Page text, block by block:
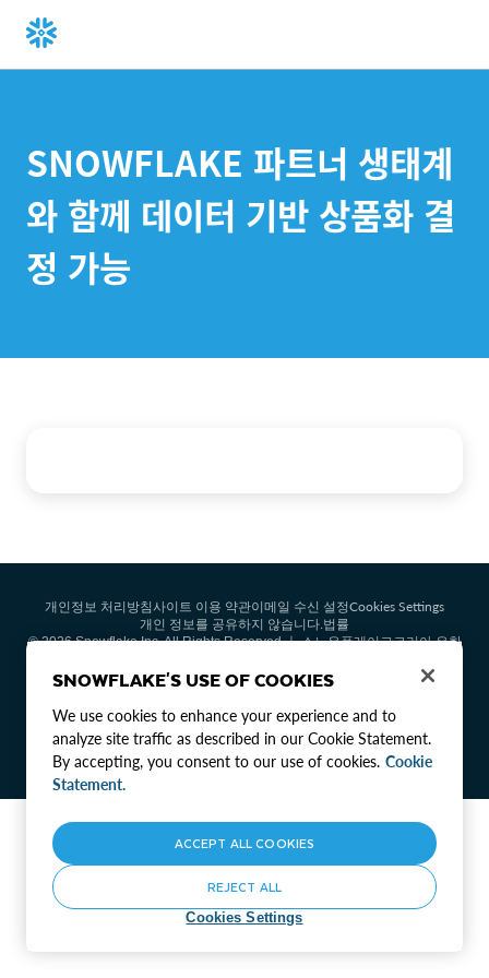
SNOWFLAKE 파트너 생태계
와 함께 데이터 기반 상품화 결
정 가능
개인정보 처리방침사이트 이용 약관이메일 수신 설정Cookies Settings
개인 정보를 공유하지 않습니다.법률
© 2026 Snowflake Inc. All Rights Reserved ㅣ 스노우플레이크코리아 유한
로 142, 5층(역삼동) ㅣ 사업자등록번호: 523-87-02399
SNOWFLAKE'S USE OF COOKIES
We use cookies to enhance your experience and to
analyze site traffic as described in our Cookie Statement.
By accepting, you consent to our use of cookies. Cookie
Statement.
Cookies Settings
REJECT ALL
ACCEPT ALL COOKIES